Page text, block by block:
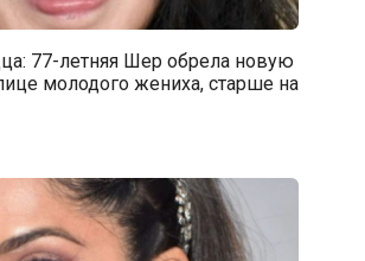
77-летняя Шер обрела новую
молодого жениха, старше на